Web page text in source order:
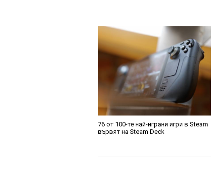
76 от 100-те най-играни игри в Steam
вървят на Steam Deck